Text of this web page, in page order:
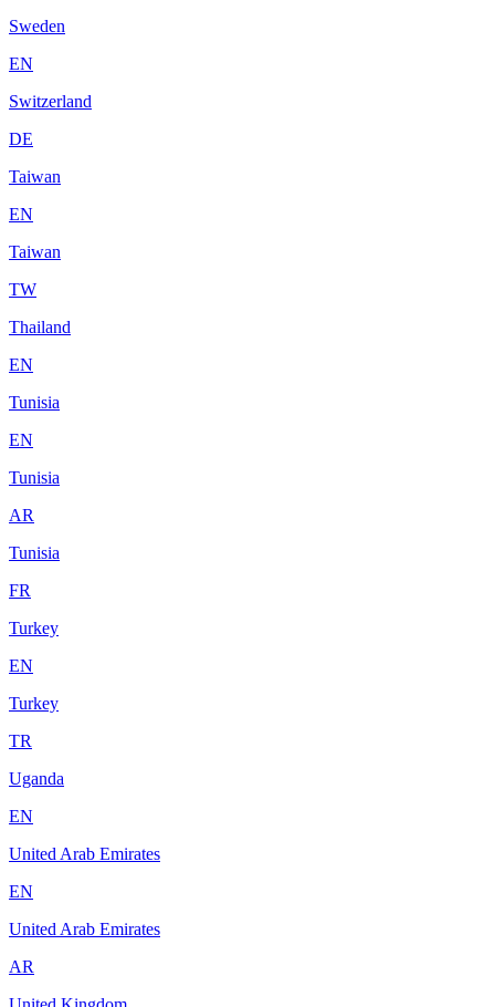
Sweden
EN
Switzerland
DE
Taiwan
EN
Taiwan
TW
Thailand
EN
Tunisia
EN
Tunisia
AR
Tunisia
FR
Turkey
EN
Turkey
TR
Uganda
EN
United Arab Emirates
EN
United Arab Emirates
AR